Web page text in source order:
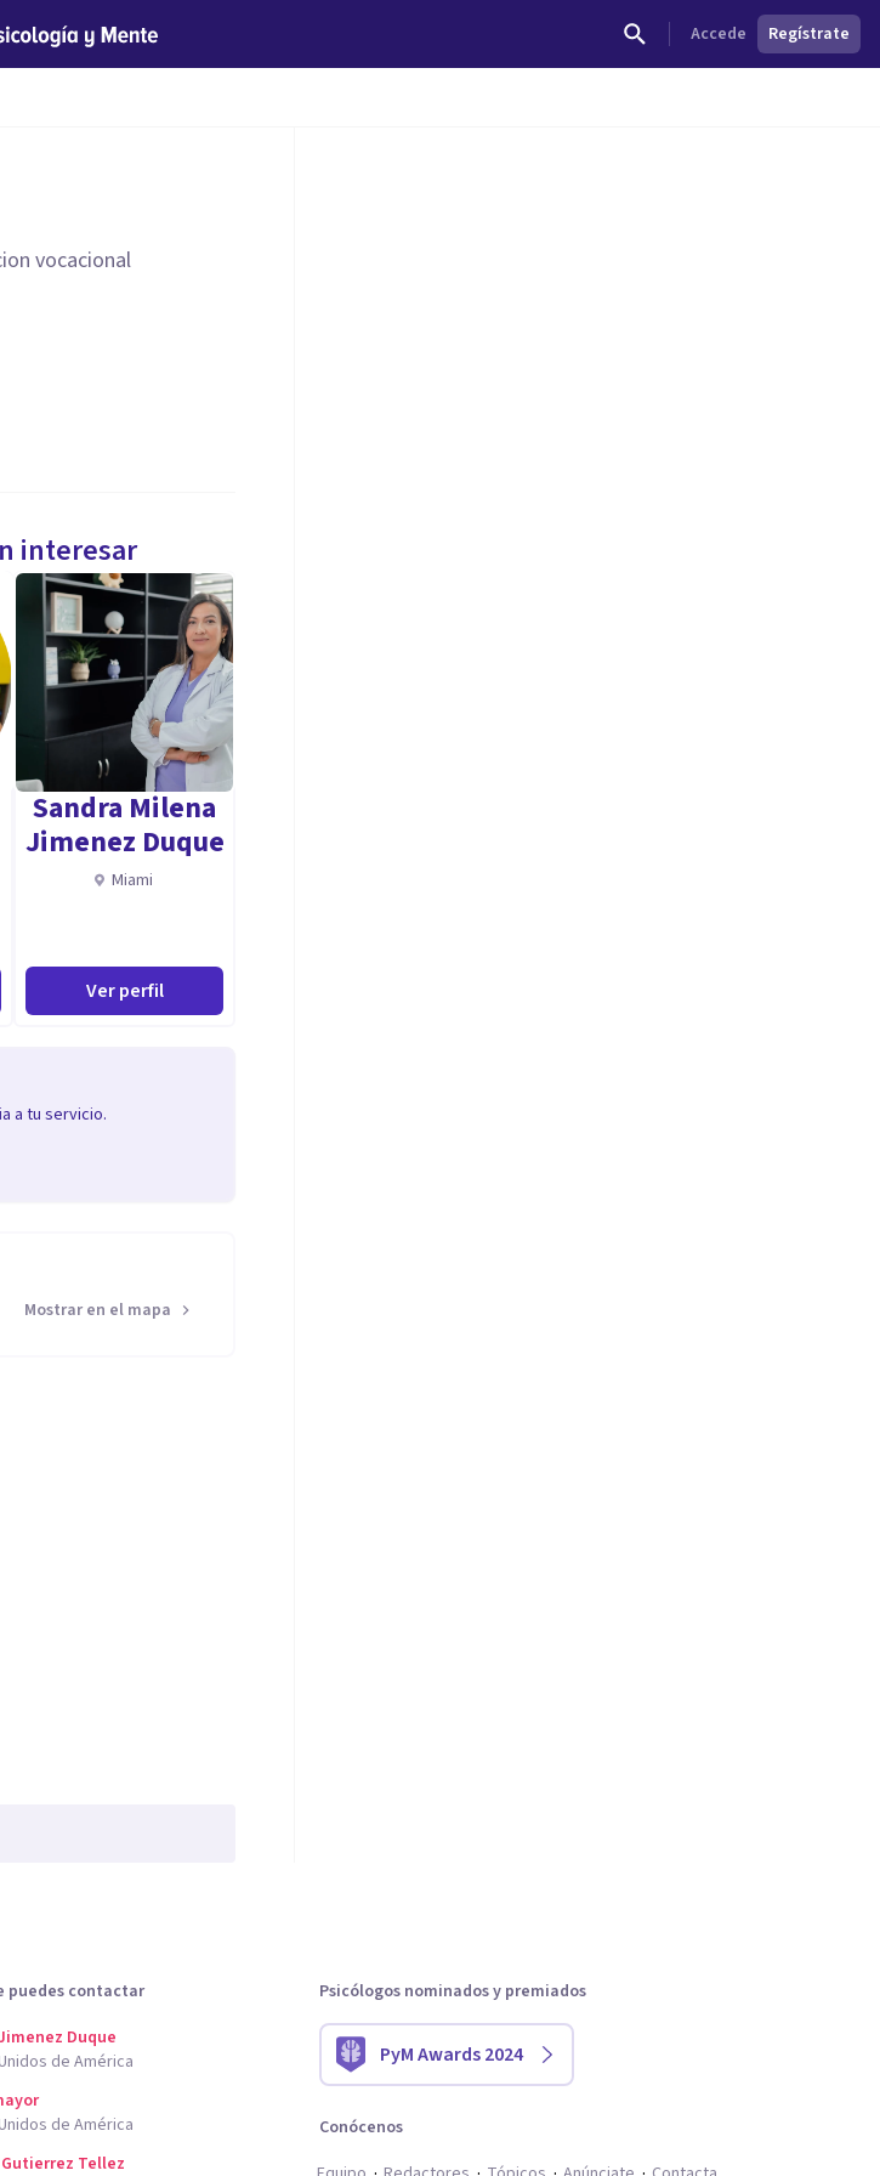
Accede Regístrate
vocacional
interesar
Sandra Milena
Jimenez Duque
Miami
Ver perfil
a tu servicio.
Mostrar en el mapa
puedes contactar
Duque
de América
de América
Tellez
Psicólogos nominados y premiados
PyM Awards 2024
Conócenos